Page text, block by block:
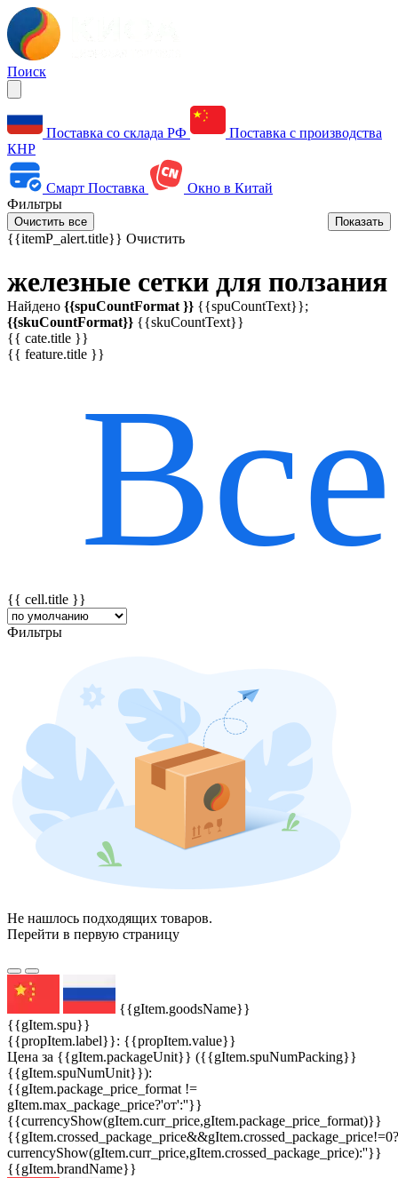
Поиск
Поставка со склада РФ
Поставка с производства
КНР
Смарт Поставка
Окно в Китай
Фильтры
Очистить все Показать
{{itemP_alert.title}} Очистить
железные сетки для ползания
Найдено {{spuCountFormat }} {{spuCountText}};
{{skuCountFormat}} {{skuCountText}}
{{ cate.title }}
{{ feature.title }}
{{ featureTitle }}
Все
{{ cell.title }}
Фильтры
Не нашлось подходящих товаров.
Перейти в первую страницу
{{gItem.goodsName}}
{{gItem.spu}}
{{propItem.label}}: {{propItem.value}}
Цена за {{gItem.packageUnit}} ({{gItem.spuNumPacking}}
{{gItem.spuNumUnit}}):
{{gItem.package_price_format !=
gItem.max_package_price?'от':''}}
{{currencyShow(gItem.curr_price,gItem.package_price_format)}}
{{gItem.crossed_package_price&&gItem.crossed_package_price!=0?
currencyShow(gItem.curr_price,gItem.crossed_package_price):''}}
{{gItem.brandName}}